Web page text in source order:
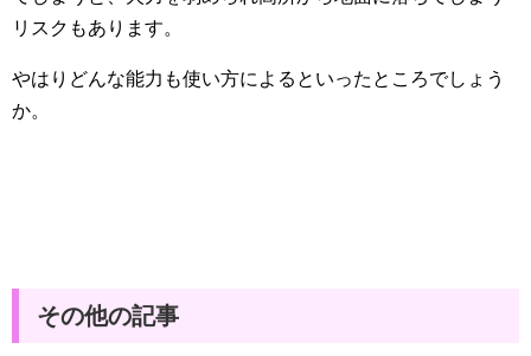
リスクもあります。
やはりどんな能力も使い方によるといったところでしょう
か。
その他の記事